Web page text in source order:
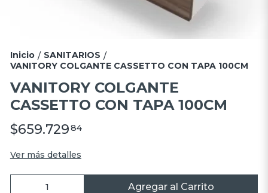
Inicio / SANITARIOS /
VANITORY COLGANTE CASSETTO CON TAPA 100CM
VANITORY COLGANTE
CASSETTO CON TAPA 100CM
$659.72984
Ver más detalles
Agregar al Carrito